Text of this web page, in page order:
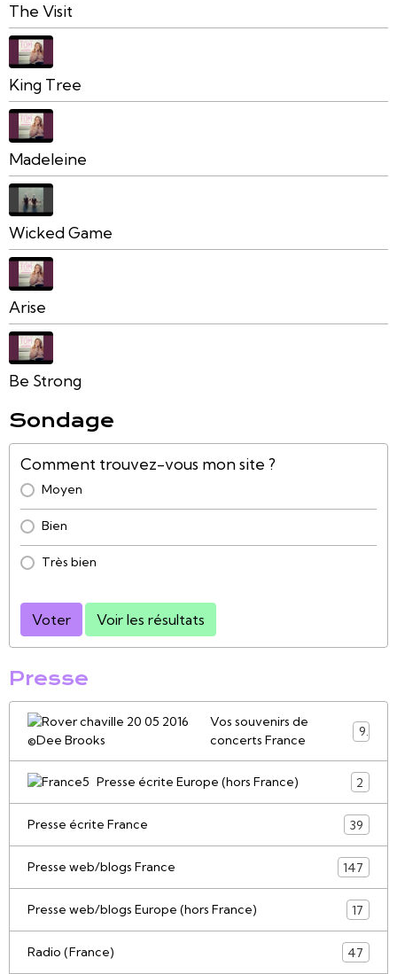
The Visit
King Tree
Madeleine
Wicked Game
Arise
Be Strong
Sondage
Comment trouvez-vous mon site ?
Moyen
Bien
Très bien
Voter Voir les résultats
Presse
Vos souvenirs de
concerts France
9
Presse écrite Europe (hors France) 2
Presse écrite France 39
Presse web/blogs France 147
Presse web/blogs Europe (hors France) 17
Radio (France) 47